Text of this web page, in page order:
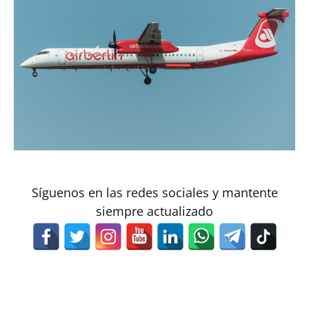
Síguenos en las redes sociales y mantente
siempre actualizado